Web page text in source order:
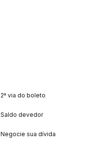
2ª via do boleto
Saldo devedor
Negocie sua dívida